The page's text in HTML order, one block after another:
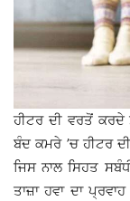
ਹੀਟਰ ਦੀ ਵਰਤੋਂ ਕਰਦੇ
ਬੰਦ ਕਮਰੇ ’ਚ ਹੀਟਰ
ਜਿਸ ਨਾਲ ਸਿਹਤ
ਤਾਜ਼ਾ ਹਵਾ ਦਾ